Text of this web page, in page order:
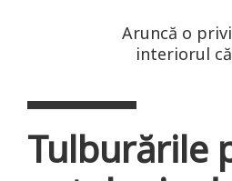
Aruncă o
interiorul
Tulburările